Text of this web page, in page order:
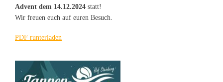
Advent dem 14.12.2024 statt!
Wir freuen euch auf euren Besuch.
PDF runterladen